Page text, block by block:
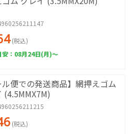
(税込)
安：08月24日(月)～
ル便での発送商品】網押えゴム
(4.5MMX7M)
(税込)